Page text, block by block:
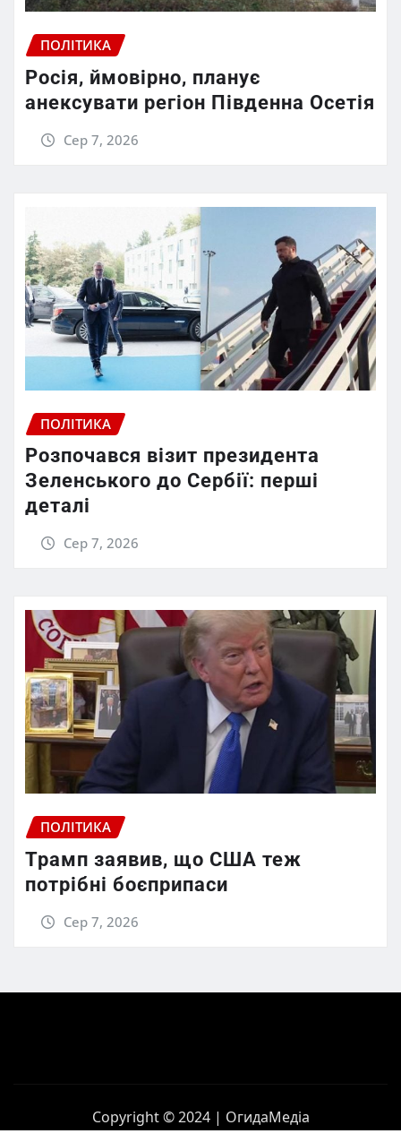
ПОЛІТИКА
Росія, ймовірно, планує
анексувати регіон Південна Осетія
Сер 7, 2026
ПОЛІТИКА
Розпочався візит президента
Зеленського до Сербії: перші
деталі
Сер 7, 2026
ПОЛІТИКА
Трамп заявив, що США теж
потрібні боєприпаси
Сер 7, 2026
Copyright © 2024 | ОгидаМедіа